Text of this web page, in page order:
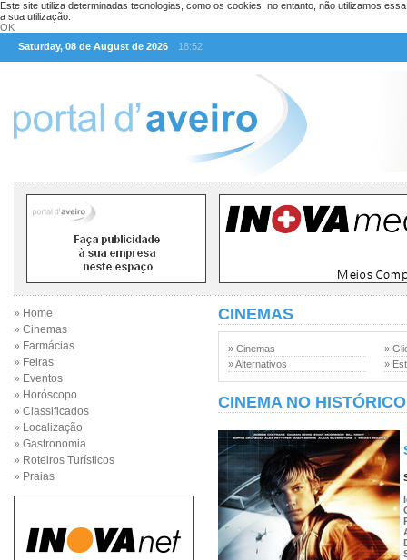
Este site utiliza determinadas tecnologias, como os cookies, no entanto, não utilizamos
a sua utilização.
OK
Saturday, 08 de August de 2026
18:52
» Home
» Cinemas
» Farmácias
» Feiras
» Eventos
» Horóscopo
» Classificados
» Localização
» Gastronomia
» Roteiros Turísticos
» Praias
CINEMAS
» Cinemas
» Alternativos
»
»
CINEMA NO HISTÓRICO